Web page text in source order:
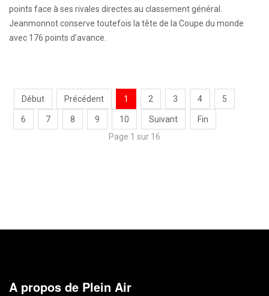
points face à ses rivales directes au classement général.
Jeanmonnot conserve toutefois la tête de la Coupe du monde
avec 176 points d’avance.
Début Précédent 1 2 3 4 5
6 7 8 9 10 Suivant
Fin
Page 1 sur 16
A propos de Plein Air